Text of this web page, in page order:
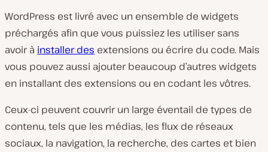
WordPress est livré avec un ensemble de widgets
préchargés afin que vous puissiez les utiliser sans
avoir à installer des extensions ou écrire du code. Mais
vous pouvez aussi ajouter beaucoup d’autres widgets
en installant des extensions ou en codant les vôtres.
Ceux-ci peuvent couvrir un large éventail de types de
contenu, tels que les médias, les flux de réseaux
sociaux, la navigation, la recherche, des cartes et bien